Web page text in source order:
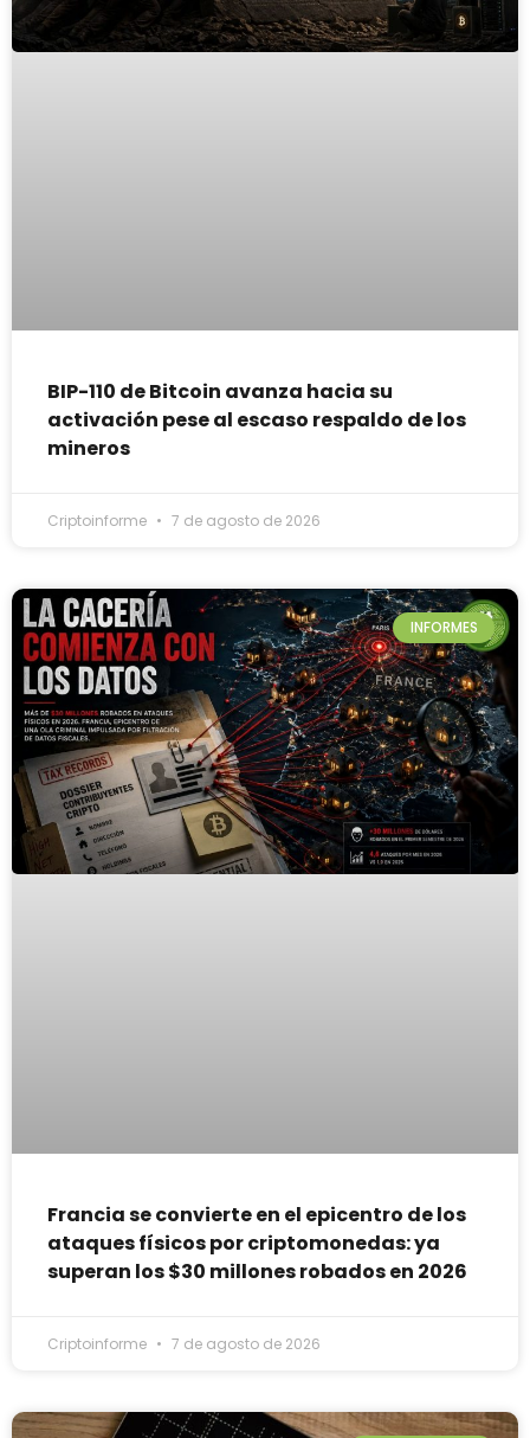
BIP-110 de Bitcoin avanza hacia su
activación pese al escaso respaldo de los
mineros
Criptoinforme 7 de agosto de 2026
INFORMES
Francia se convierte en el epicentro de los
ataques físicos por criptomonedas: ya
superan los $30 millones robados en 2026
Criptoinforme 7 de agosto de 2026